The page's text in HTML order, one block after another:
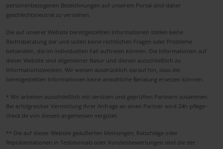
personenbezogenen Bezeichnungen auf unserem Portal sind daher
geschlechtsneutral zu verstehen.
Die auf unserer Website bereitgestellten Informationen stellen keine
Rechtsberatung dar und sollen keine rechtlichen Fragen oder Probleme
behandeln, die im individuellen Fall auftreten können. Die Informationen auf
dieser Website sind allgemeiner Natur und dienen ausschließlich zu
Informationszwecken. Wir weisen ausdrücklich darauf hin, dass die
bereitgestellten Informationen keine anwaltliche Beratung ersetzen können.
* Wir arbeiten ausschließlich mit seriösen und geprüften Partnern zusammen.
Bei erfolgreicher Vermittlung Ihrer Anfrage an einen Partner wird 24h-pflege-
check.de von diesem angemessen vergütet.
** Die auf dieser Website geäußerten Meinungen, Ratschläge oder
Repräsentationen in Testimonials oder Kundenbewertungen sind die der